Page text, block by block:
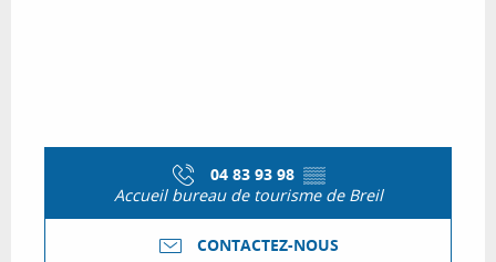
04 83 93 98 ▒▒
Accueil bureau de tourisme de Breil
CONTACTEZ-NOUS